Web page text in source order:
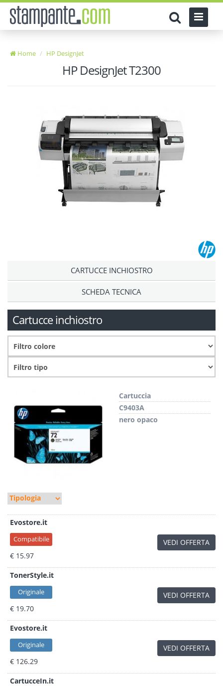
Home HP DesignJet
HP DesignJet T2300
CARTUCCE INCHIOSTRO
SCHEDA TECNICA
Cartucce inchiostro
Cartuccia
C9403A
nero opaco
Evostore.it
Compatibile
€ 15.97
VEDI OFFERTA
TonerStyle.it
Originale
€ 19.70
VEDI OFFERTA
Evostore.it
Originale
€ 126.29
VEDI OFFERTA
CartucceIn.it